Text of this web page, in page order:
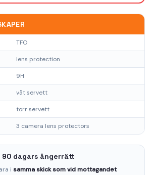
TFO
lens protection
9H
våt servett
torr servett
3 camera lens protectors
dagars ångerrätt
i samma skick som vid mottagandet